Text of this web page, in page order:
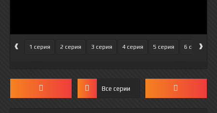
‹ 1 серия 2 серия 3 серия 4 серия 5 серия 6 серия
›
Все серии